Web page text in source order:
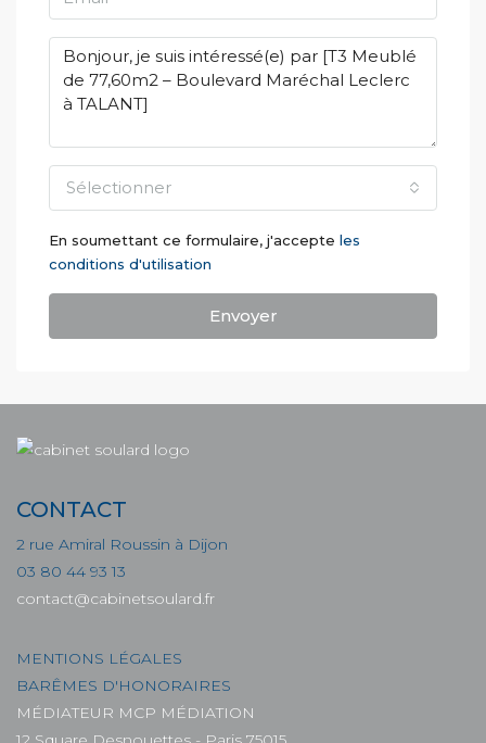
Sélectionner
En soumettant ce formulaire, j'accepte les
conditions d'utilisation
Envoyer
CONTACT
2 rue Amiral Roussin à Dijon
03 80 44 93 13
contact@cabinetsoulard.fr
MENTIONS LÉGALES
BARÊMES D'HONORAIRES
MÉDIATEUR MCP MÉDIATION